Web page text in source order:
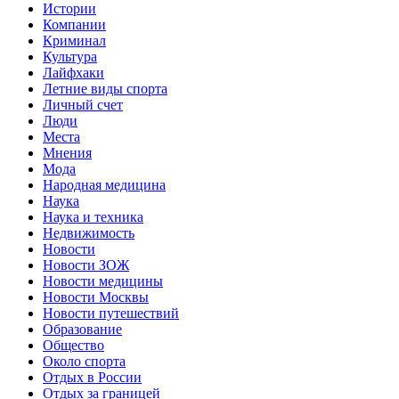
Истории
Компании
Криминал
Культура
Лайфхаки
Летние виды спорта
Личный счет
Люди
Места
Мнения
Мода
Народная медицина
Наука
Наука и техника
Недвижимость
Новости
Новости ЗОЖ
Новости медицины
Новости Москвы
Новости путешествий
Образование
Общество
Около спорта
Отдых в России
Отдых за границей